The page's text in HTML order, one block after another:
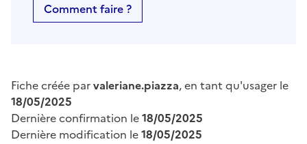
Comment faire ?
Fiche créée parvaleriane.piazza, en tant qu'usager le
18/05/2025
Dernière confirmation le18/05/2025
Dernière modification le18/05/2025